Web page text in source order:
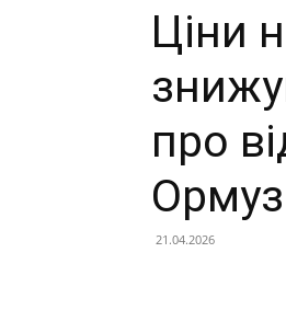
Ціни
про
21.04.2026